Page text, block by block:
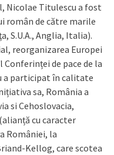
Nicolae Titulescu a fost
român de către marile
S.U.A., Anglia, Italia).
reorganizarea Europei
de pace de la
a participat în calitate
sa, România a
si Cehoslovacia,
cu caracter
României, la
Kellog, care scotea